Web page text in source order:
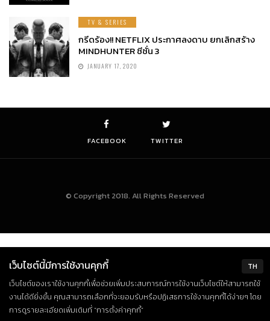
TV & SERIES
กรีดร้อง!! NETFLIX ประกาศลงดาบ ยกเลิกสร้าง
MINDHUNTER ซีซั่น 3
JANUARY 17, 2020
FACEBOOK TWITTER
© Copyright 2018. All Rights Reserved
TH
เว็บไซต์นี้มีการใช้งานคุกกี้
เว็บไซต์ของเราใช้งานคุกกี้เพื่อช่วยเพิ่มประสบการณ์การใช้งานเว็บไซต์ให้สามารถใช้
งานได้ดียิ่งขึ้น คุณสามารถเลือกที่จะยอมรับหรือปฏิเสธการใช้งานคุกกี้ได้ง่ายๆ โดย
การดูรายละเอียดเพิ่มเติมที่ “การตั้งค่าคุกกี้”